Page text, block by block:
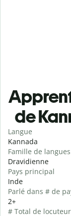
de
Langue
Kannada
Famille de langues
Dravidienne
Pays principal
Inde
Parlé dans # de
2+
# Total de